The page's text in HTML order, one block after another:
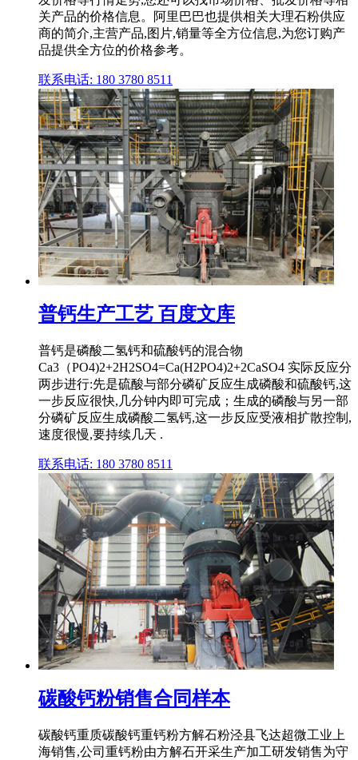
关产品的价格信息。阿里巴巴也提供相关大理石粉供应
商的简介,主营产品,图片,销量等全方位信息,为您订购产
品提供全方位的价格参考。
联系电话: 180 3780 8511
普钙生产工艺 百度文库
普钙是磷酸二氢钙和硫酸钙的混合物
Ca3（PO4)2+2H2SO4=Ca(H2PO4)2+2CaSO4 实际反应分
两步进行:先是硫酸与部分磷矿反应生成磷酸和硫酸钙,这
一步反应很快,几分钟内即可完成；生成的磷酸与另一部
分磷矿反应生成磷酸二氢钙,这一步反应受液相扩散控制,
速度很慢,要持续几天 .
联系电话: 180 3780 8511
碳酸钙粉销售合同样本
碳酸钙重质碳酸钙重钙粉方解石粉泾县飞达超微工业上
海销售,公司重钙粉由方解石开采生产加工研发销售为守